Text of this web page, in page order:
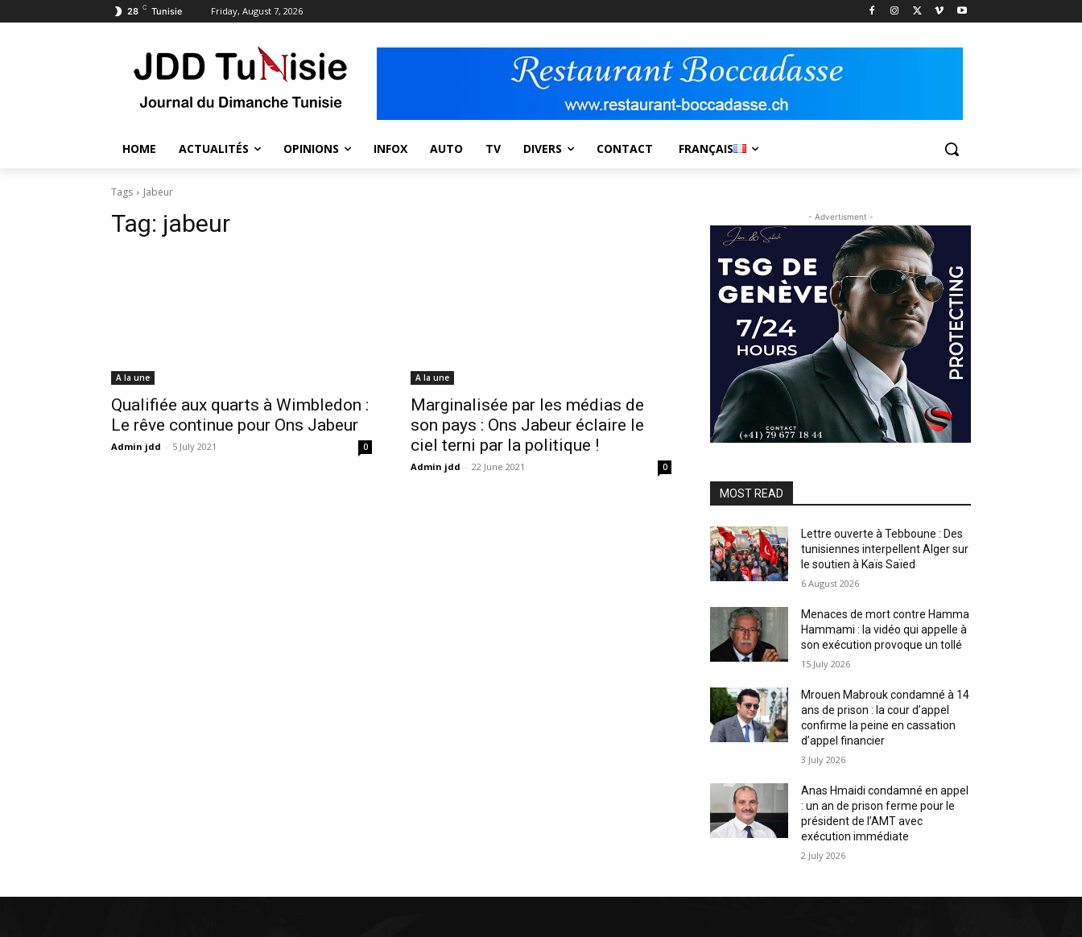
28 C Tunisie Friday, August 7, 2026
HOME ACTUALITÉS OPINIONS INFOX AUTO TV DIVERS CONTACT FRANÇAIS
Tags Jabeur
Tag: jabeur
A la une
Qualifiée aux quarts à Wimbledon :
Le rêve continue pour Ons Jabeur
Admin jdd - 5 July 2021 0
A la une
Marginalisée par les médias de
son pays : Ons Jabeur éclaire le
ciel terni par la politique !
Admin jdd - 22 June 2021 0
- Advertisment -
MOST READ
Lettre ouverte à Tebboune : Des
tunisiennes interpellent Alger sur
le soutien à Kaïs Saïed
6 August 2026
Menaces de mort contre Hamma
Hammami : la vidéo qui appelle à
son exécution provoque un tollé
15 July 2026
Mrouen Mabrouk condamné à 14
ans de prison : la cour d’appel
confirme la peine en cassation
d’appel financier
3 July 2026
Anas Hmaidi condamné en appel
: un an de prison ferme pour le
président de l’AMT avec
exécution immédiate
2 July 2026